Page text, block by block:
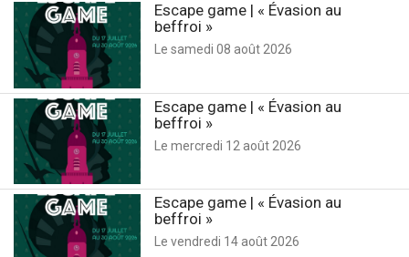
Rencontre & échange (32)
Visite (28)
Visites guidées (25)
Exposition (22)
Jeunesse (22)
Escape game | « Évasion au
beffroi »
Le samedi 08 août 2026
Escape game | « Évasion au
beffroi »
Le mercredi 12 août 2026
Escape game | « Évasion au
beffroi »
Le vendredi 14 août 2026